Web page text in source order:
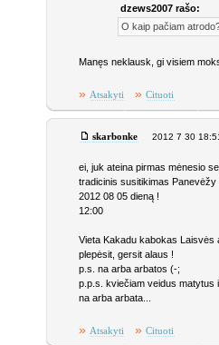
dzews2007 rašo:
O kaip pačiam
Manęs neklausk, gi visiem
» Atsakyti » Cituoti
skarbonke 2012 7 30
ei, juk ateina pirmas mėnesio
tradicinis susitikimas Panevėžy
2012 08 05 dieną !
12:00
Vieta Kakadu kabokas Laisvės
plepėsit, gersit alaus !
p.s. na arba arbatos (-;
p.p.s. kviečiam veidus
na arba arbata...
» Atsakyti » Cituoti